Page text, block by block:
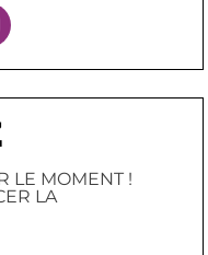
LE MOMENT !
LA